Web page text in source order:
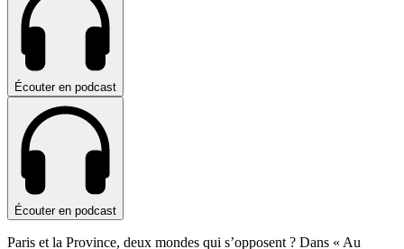
Écouter en podcast
Écouter en podcast
Paris et la Province, deux mondes qui s’opposent ? Dans « Au